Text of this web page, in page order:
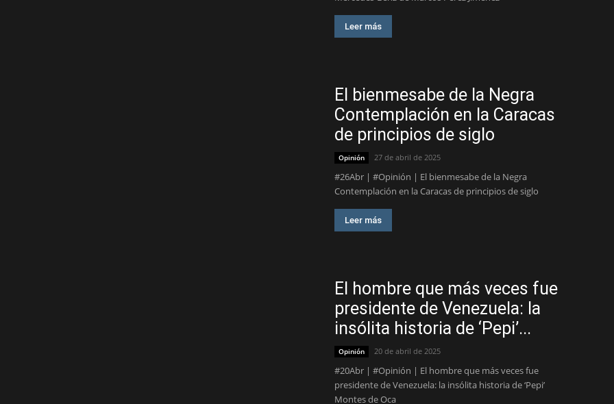
Leer más
El bienmesabe de la Negra
Contemplación en la Caracas
de principios de siglo
Opinión 27 de abril de 2025
#26Abr | #Opinión | El bienmesabe de la Negra
Contemplación en la Caracas de principios de siglo
Leer más
El hombre que más veces fue
presidente de Venezuela: la
insólita historia de ‘Pepi’...
Opinión 20 de abril de 2025
#20Abr | #Opinión | El hombre que más veces fue
presidente de Venezuela: la insólita historia de ‘Pepi’
Montes de Oca